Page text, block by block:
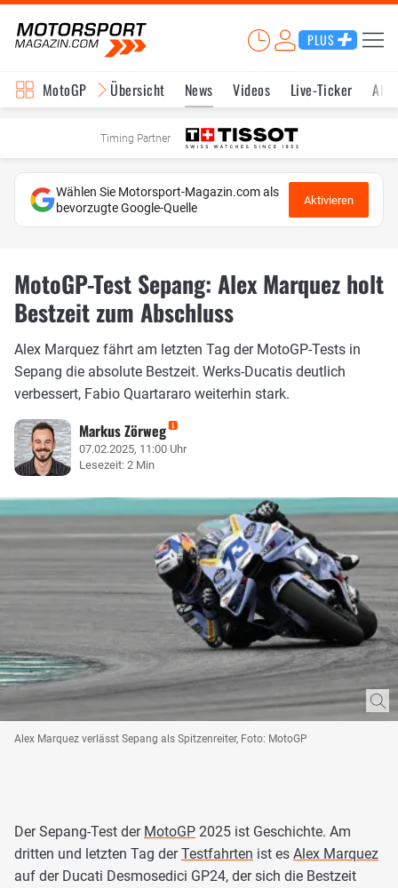
PLUS
MotoGP Übersicht News Videos Live-Ticker
Timing Partner
Wählen Sie Motorsport-Magazin.com als
bevorzugte Google-Quelle
Aktivieren
MotoGP-Test Sepang: Alex Marquez holt
Bestzeit zum Abschluss
Alex Marquez fährt am letzten Tag der MotoGP-Tests in
Sepang die absolute Bestzeit. Werks-Ducatis deutlich
verbessert, Fabio Quartararo weiterhin stark.
Markus Zörweg
07.02.2025, 11:00 Uhr
Lesezeit: 2 Min
Alex Marquez verlässt Sepang als Spitzenreiter, Foto: MotoGP
Der Sepang-Test der MotoGP 2025 ist Geschichte. Am
dritten und letzten Tag derTestfahrten ist es Alex Marquez
auf der Ducati Desmosedici GP24, der sich die Bestzeit